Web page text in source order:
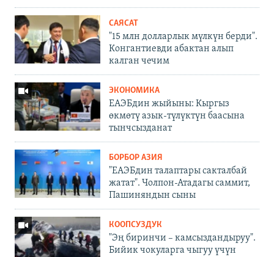
САЯСАТ
"15 млн долларлык мүлкүн берди".
Конгантиевди абактан алып
калган чечим
ЭКОНОМИКА
ЕАЭБдин жыйыны: Кыргыз
өкмөтү азык-түлүктүн баасына
тынчсызданат
БОРБОР АЗИЯ
"ЕАЭБдин талаптары сакталбай
жатат". Чолпон-Атадагы саммит,
Пашиняндын сыны
КООПСУЗДУК
"Эң биринчи – камсыздандыруу".
Бийик чокуларга чыгуу үчүн